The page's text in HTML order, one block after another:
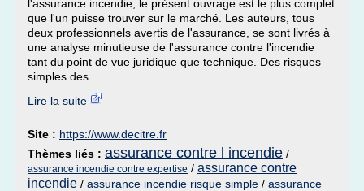
l'assurance incendie, le présent ouvrage est le plus complet
que l'un puisse trouver sur le marché. Les auteurs, tous
deux professionnels avertis de l'assurance, se sont livrés à
une analyse minutieuse de l'assurance contre l'incendie
tant du point de vue juridique que technique. Des risques
simples des...
Lire la suite
Site : https://www.decitre.fr
Thèmes liés : assurance contre l incendie /
assurance incendie contre expertise / assurance contre
incendie / assurance incendie risque simple / assurance